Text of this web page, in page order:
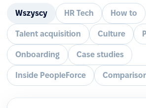
Wszyscy HR Tech How to
Talent acquisition Culture
Onboarding Case studies
Inside PeopleForce